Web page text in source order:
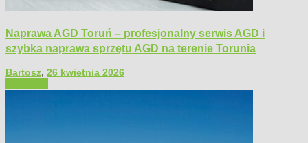
Naprawa AGD Toruń – profesjonalny serwis AGD i
szybka naprawa sprzętu AGD na terenie Torunia
Bartosz, 26 kwietnia 2026